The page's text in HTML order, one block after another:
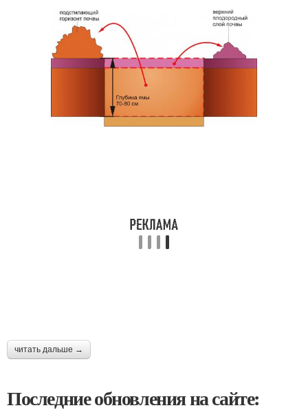
читать дальше →
Последние обновления на сайте: